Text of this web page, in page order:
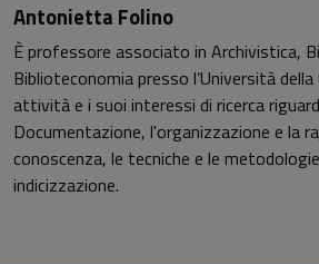
Antonietta Folino
È professore associato in Archivistica,
Biblioteconomia presso l’Università della
attività e i suoi interessi di ricerca
Documentazione, l'organizzazione e la
conoscenza, le tecniche e le
indicizzazione.